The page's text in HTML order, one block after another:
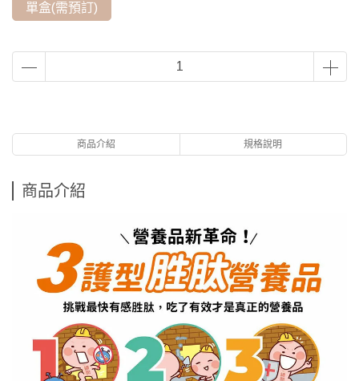
單盒(需預訂)
商品介紹 規格說明
商品介紹